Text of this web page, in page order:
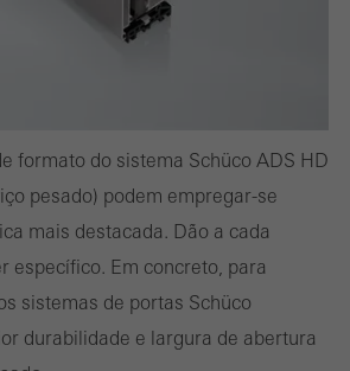
formato do sistema Schüco ADS HD
pesado) podem empregar-se
mais destacada. Dão a cada
específico. Em concreto, para
sistemas de portas Schüco
durabilidade e largura de abertura
com fins estatísticos, a fim de